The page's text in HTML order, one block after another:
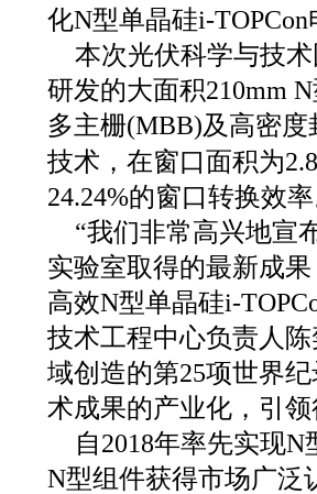
化N型单晶硅i-
本次光伏科学与技
研发的大面积210mm
多主栅(MBB)及高密
技术，在窗口面积为
24.24%的窗口转换效率
“我们非常高兴地宣
实验室取得的最新成
高效N型单晶硅i-
技术工程中心负责人
域创造的第25项世界
术成果的产业化，引
自2018年率先实现
N型组件获得市场广泛